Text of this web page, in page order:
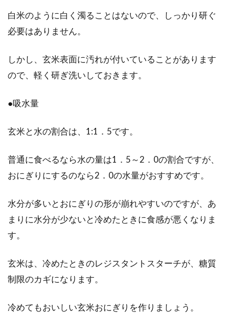
白米のように白く濁ることはないので、しっかり研ぐ
必要はありません。
しかし、玄米表面に汚れが付いていることがあります
ので、軽く研ぎ洗いしておきます。
●吸水量
玄米と水の割合は、1:1．5です。
普通に食べるなら水の量は1．5～2．0の割合ですが、
おにぎりにするのなら2．0の水量がおすすめです。
水分が多いとおにぎりの形が崩れやすいのですが、あ
まりに水分が少ないと冷めたときに食感が悪くなりま
す。
玄米は、冷めたときのレジスタントスターチが、糖質
制限のカギになります。
冷めてもおいしい玄米おにぎりを作りましょう。